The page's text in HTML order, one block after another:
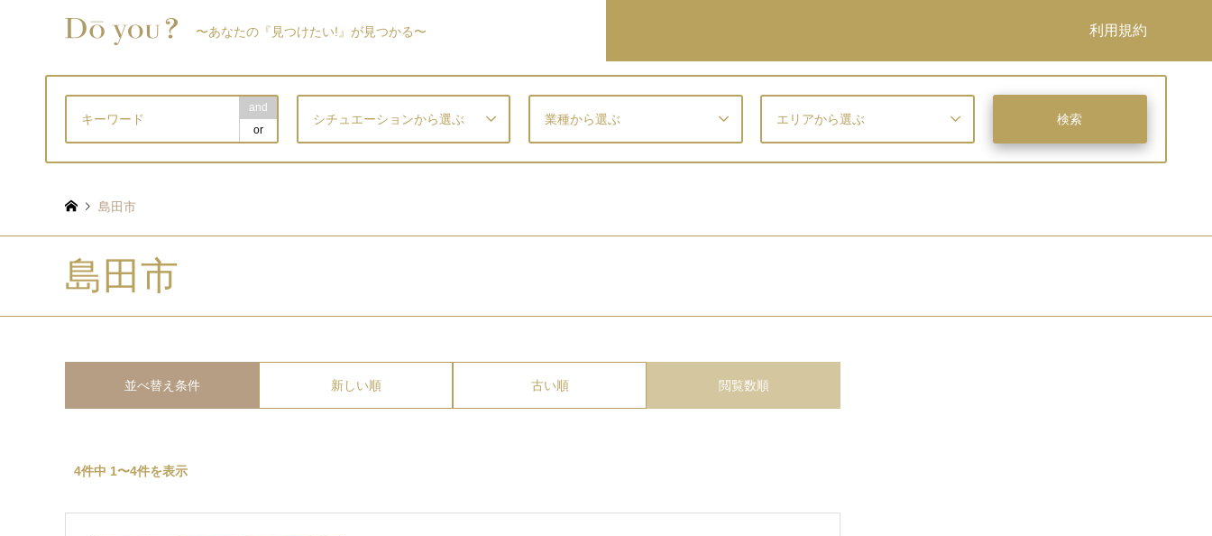
〜あなたの『見つけたい!』が見つかる〜 利用規約
and
or
シチュエーションから選ぶ 業種から選ぶ エリアから選ぶ
島田市
島田市
並べ替え条件 新しい順 古い順 閲覧数順
4件中 1〜4件を表示